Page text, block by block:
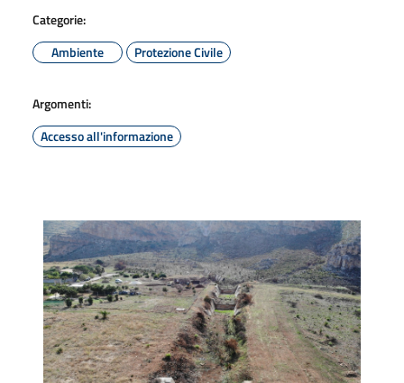
Categorie:
Ambiente
Protezione Civile
Argomenti:
Accesso all'informazione